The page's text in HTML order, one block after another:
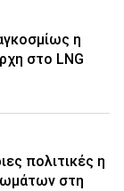
η
στο LNG
πολιτικές η
στη